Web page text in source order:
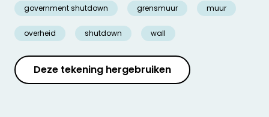
government shutdown grensmuur muur
overheid shutdown wall
Deze tekening hergebruiken